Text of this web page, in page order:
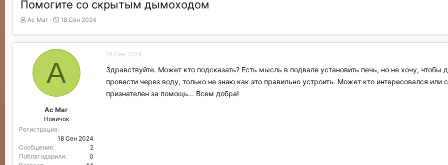
Помогите со скрытым дымоходом
А
т
Ас Маг
Д
т
ч
а
18 Сен 2024
А
Ас Маг
Новичок
Регистрация
18 Сен 2024
Сообщения
2
Поблагодарили
0
18 Сен 2024
Здравствуйте. Может кто подсказать? Есть мысль в подвале установить печь, но не хочу,
провести через воду, только не знаю как это правильно устроить. Может кто интересовался
признателен за помощь... Всем добра!